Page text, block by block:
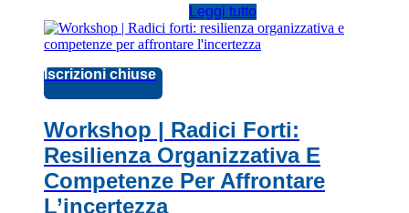
Leggi tutto
Iscrizioni chiuse
Workshop | Radici Forti:
Resilienza Organizzativa E
Competenze Per Affrontare
L’incertezza